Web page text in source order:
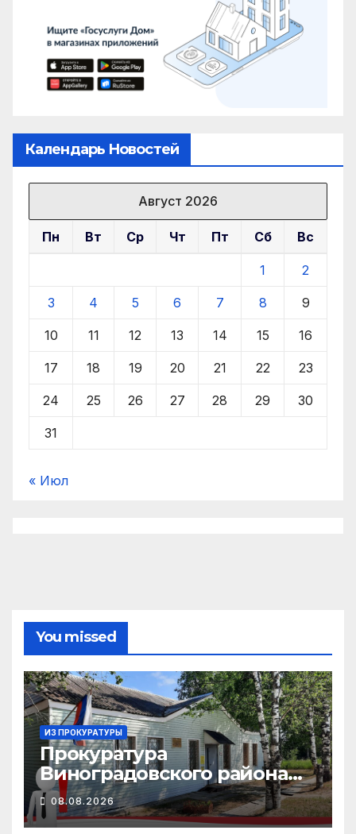
Календарь Новостей
Август 2026
Пн Вт Ср Чт Пт Сб Вс
1 2
3 4 5 6 7 8 9
10 11 12 13 14 15 16
17 18 19 20 21 22 23
24 25 26 27 28 29 30
31
« Июл
You missed
ИЗ ПРОКУРАТУРЫ
Прокуратура
Виноградовского района
информирует об
изменениях
08.08.2026